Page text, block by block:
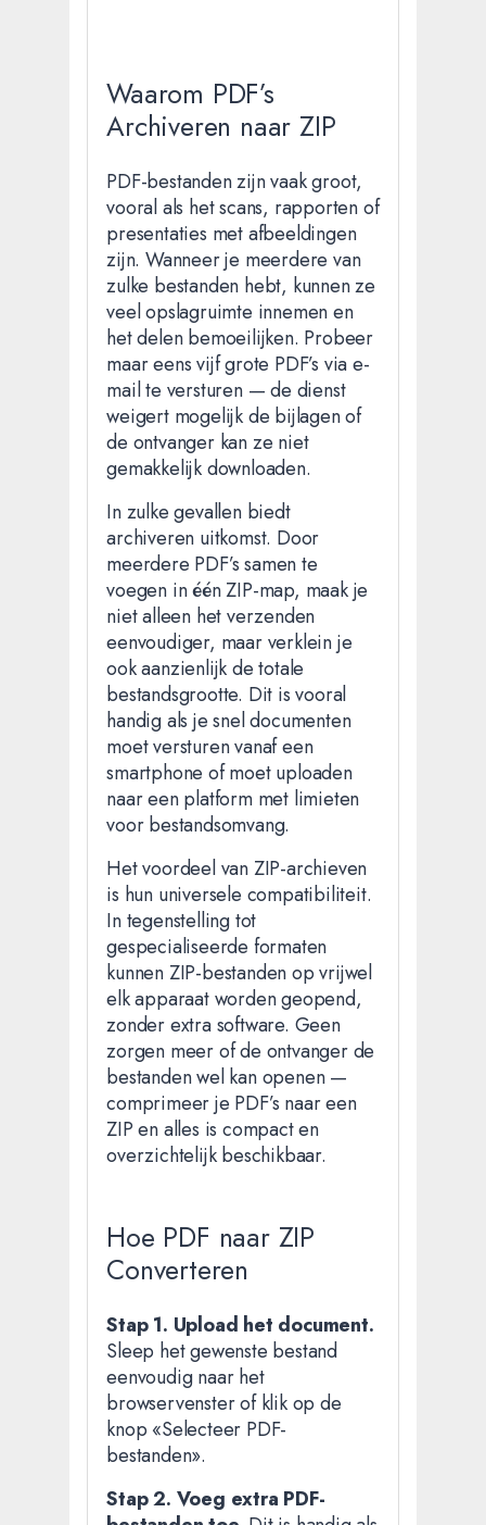
Waarom PDF’s
Archiveren naar ZIP
PDF-bestanden zijn vaak groot,
vooral als het scans, rapporten of
presentaties met afbeeldingen
zijn. Wanneer je meerdere van
zulke bestanden hebt, kunnen ze
veel opslagruimte innemen en
het delen bemoeilijken. Probeer
maar eens vijf grote PDF’s via e-
mail te versturen — de dienst
weigert mogelijk de bijlagen of
de ontvanger kan ze niet
gemakkelijk downloaden.
In zulke gevallen biedt
archiveren uitkomst. Door
meerdere PDF’s samen te
voegen in één ZIP-map, maak je
niet alleen het verzenden
eenvoudiger, maar verklein je
ook aanzienlijk de totale
bestandsgrootte. Dit is vooral
handig als je snel documenten
moet versturen vanaf een
smartphone of moet uploaden
naar een platform met limieten
voor bestandsomvang.
Het voordeel van ZIP-archieven
is hun universele compatibiliteit.
In tegenstelling tot
gespecialiseerde formaten
kunnen ZIP-bestanden op vrijwel
elk apparaat worden geopend,
zonder extra software. Geen
zorgen meer of de ontvanger de
bestanden wel kan openen —
comprimeer je PDF’s naar een
ZIP en alles is compact en
overzichtelijk beschikbaar.
Hoe PDF naar ZIP
Converteren
Stap 1. Upload het document.
Sleep het gewenste bestand
eenvoudig naar het
browservenster of klik op de
knop «Selecteer PDF-
bestanden».
Stap 2. Voeg extra PDF-